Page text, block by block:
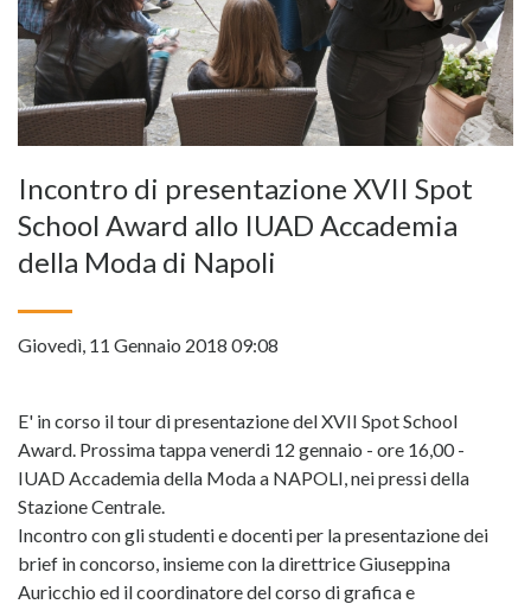
Incontro di presentazione XVII Spot
School Award allo IUAD Accademia
della Moda di Napoli
Giovedì, 11 Gennaio 2018 09:08
E' in corso il tour di presentazione del XVII Spot School
Award. Prossima tappa venerdi 12 gennaio - ore 16,00 -
IUAD Accademia della Moda a NAPOLI, nei pressi della
Stazione Centrale.
Incontro con gli studenti e docenti per la presentazione dei
brief in concorso, insieme con la direttrice Giuseppina
Auricchio ed il coordinatore del corso di grafica e